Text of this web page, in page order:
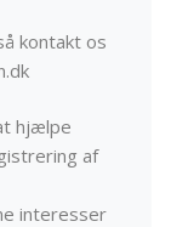
kontakt os
hjælpe
af
interesser